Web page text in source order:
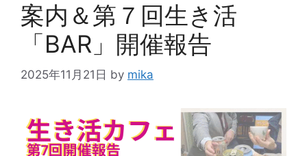
案内＆第７回生き活
「BAR」開催報告
2025年11月21日 by mika